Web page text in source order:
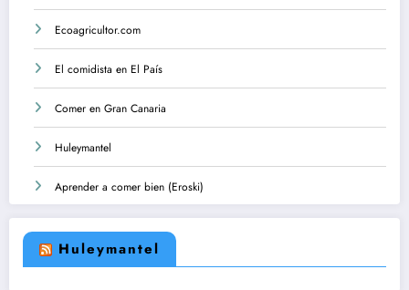
Ecoagricultor.com
El comidista en El País
Comer en Gran Canaria
Huleymantel
Aprender a comer bien (Eroski)
Huleymantel